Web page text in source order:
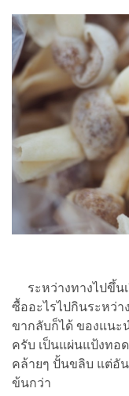
ระหว่างทางไปขึ้น
ซื้ออะไรไปกินระหว่า
ขากลับก็ได้ ของแนะ
ครับ เป็นแผ่นแป้งทอ
คล้ายๆ ปั้นขลิบ แต่อั
ข้นกว่า